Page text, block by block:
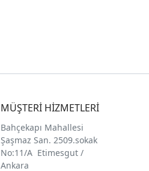
MÜŞTERİ HİZMETLERİ
Bahçekapı Mahallesi
Şaşmaz San. 2509.sokak
No:11/A Etimesgut /
Ankara